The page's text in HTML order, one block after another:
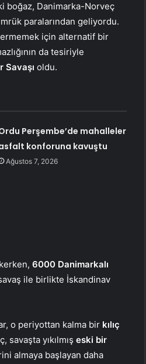
boğaz, Danimarka-Norveç
paralarından geliyordu.
için alternatif bir
da tesiriyle
Savaşı oldu.
Perşembe’de mahalleler
konforuna kavuştu
Ağustos 7, 2026
6000 Danimarkalı
ile birlikte İskandinav
o periyottan kalma bir kılıç
savaşta yıkılmış eski bir
almaya başlayan daha